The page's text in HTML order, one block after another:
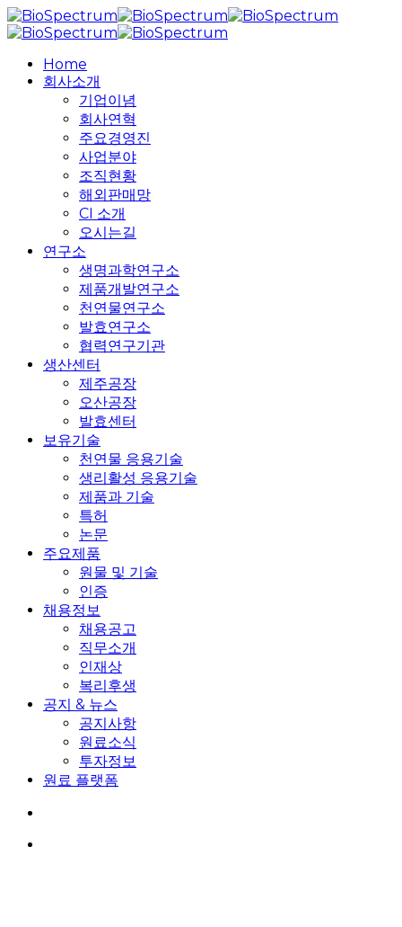
Skip
to
content
search
MenuHome
회사소개
기업이념
회사연혁
주요경영진
사업분야
조직현황
해외판매망
CI 소개
오시는길
연구소
생명과학연구소
제품개발연구소
천연물연구소
발효연구소
협력연구기관
생산센터
제주공장
오산공장
발효센터
보유기술
천연물 응용기술
생리활성 응용기술
제품과 기술
특허
논문
주요제품
원물 및 기술
인증
채용정보
채용공고
직무소개
인재상
복리후생
공지 & 뉴스
공지사항
원료소식
투자정보
원료 플랫폼